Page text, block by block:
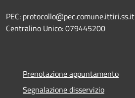
PEC: protocollo@pec.comune.ittiri.ss.it
Centralino Unico: 079445200
Prenotazione appuntamento
Segnalazione disservizio